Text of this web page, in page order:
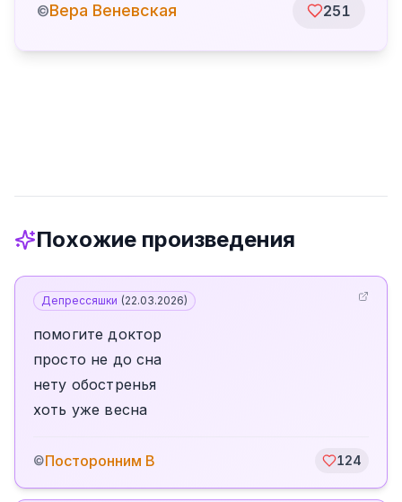
©Вера Веневская 251
Похожие произведения
Депрессяшки (22.03.2026)
помогите доктор
просто не до сна
нету обостренья
хоть уже весна
©Посторонним В 124